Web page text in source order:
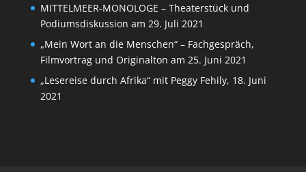
MITTELMEER-MONOLOGE – Theaterstück und
Podiumsdiskussion am 29. Juli 2021
„Mein Wort an die Menschen“ – Fachgespräch,
Filmvortrag und Originalton am 25. Juni 2021
„Lesereise durch Afrika“ mit Peggy Fehily, 18. Juni
2021